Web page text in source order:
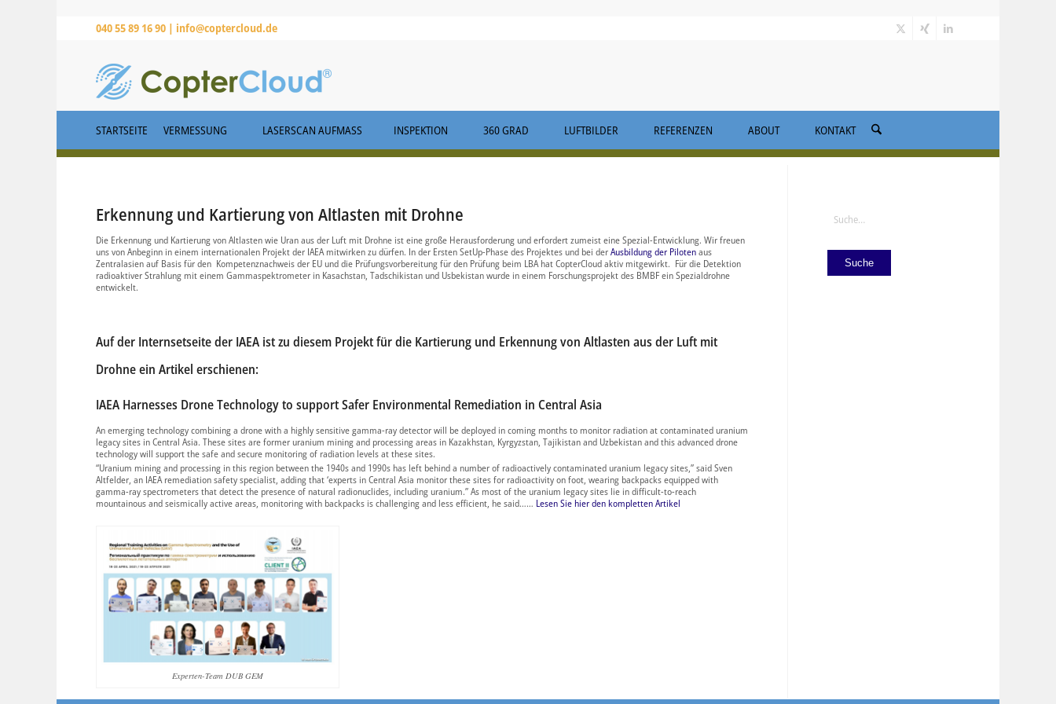
040 55 89 16 90 | info@coptercloud.de
STARTSEITE VERMESSUNG LASERSCAN AUFMASS INSPEKTION 360 GRAD LUFTBILDER REFERENZEN ABOUT KONTAKT
Erkennung und Kartierung von Altlasten mit Drohne
Die Erkennung und Kartierung von Altlasten wie Uran aus der Luft mit Drohne ist eine große Herausforderung und erfordert zumeist eine Spezial-Entwicklung. Wir freuen
uns von Anbeginn in einem internationalen Projekt der IAEA mitwirken zu dürfen. In der Ersten SetUp-Phase des Projektes und bei derAusbildung der Pilotenaus
Zentralasien auf Basis für den Kompetenznachweis der EU und die Prüfungsvorbereitung für den Prüfung beim LBA hat CopterCloud aktiv mitgewirkt. Für die Detektion
radioaktiver Strahlung mit einem Gammaspektrometer in Kasachstan, Tadschikistan und Usbekistan wurde in einem Forschungsprojekt des BMBF ein Spezialdrohne
entwickelt.
Auf der Internsetseite der IAEA ist zu diesem Projekt für die Kartierung und Erkennung von Altlasten aus der Luft mit
Drohne ein Artikel erschienen:
IAEA Harnesses Drone Technology to support Safer Environmental Remediation in Central Asia
An emerging technology combining a drone with a highly sensitive gamma-ray detector will be deployed in coming months to monitor radiation at contaminated uranium
legacy sites in Central Asia. These sites are former uranium mining and processing areas in Kazakhstan, Kyrgyzstan, Tajikistan and Uzbekistan and this advanced drone
technology will support the safe and secure monitoring of radiation levels at these sites.
“Uranium mining and processing in this region between the 1940s and 1990s has left behind a number of radioactively contaminated uranium legacy sites,” said Sven
Altfelder, an IAEA remediation safety specialist, adding that ‘experts in Central Asia monitor these sites for radioactivity on foot, wearing backpacks equipped with
gamma-ray spectrometers that detect the presence of natural radionuclides, including uranium.” As most of the uranium legacy sites lie in difficult-to-reach
mountainous and seismically active areas, monitoring with backpacks is challenging and less efficient, he said…… Lesen Sie hier den kompletten Artikel
Experten-Team DUB GEM
Suche